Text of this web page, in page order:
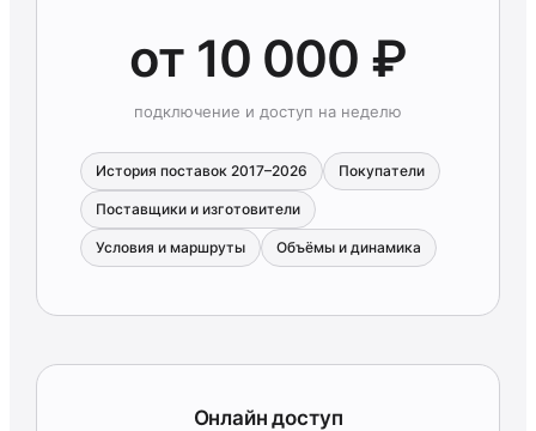
от 10 000 ₽
подключение и доступ на неделю
История поставок 2017–2026 Покупатели
Поставщики и изготовители
Условия и маршруты Объёмы и динамика
Онлайн доступ